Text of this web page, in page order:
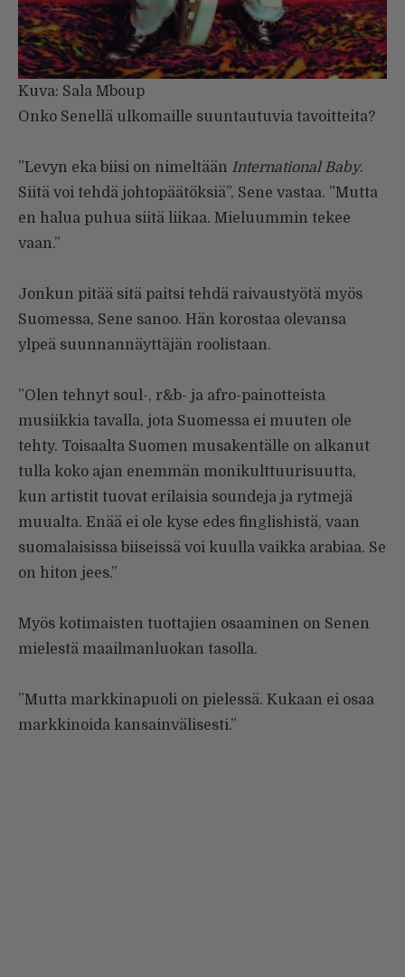
Kuva: Sala Mboup
Onko Senellä ulkomaille suuntautuvia tavoitteita?
”Levyn eka biisi on nimeltään International Baby.
Siitä voi tehdä johtopäätöksiä”, Sene vastaa. ”Mutta
en halua puhua siitä liikaa. Mieluummin tekee
vaan.”
Jonkun pitää sitä paitsi tehdä raivaustyötä myös
Suomessa, Sene sanoo. Hän korostaa olevansa
ylpeä suunnannäyttäjän roolistaan.
”Olen tehnyt soul-, r&b- ja afro-painotteista
musiikkia tavalla, jota Suomessa ei muuten ole
tehty. Toisaalta Suomen musakentälle on alkanut
tulla koko ajan enemmän monikulttuurisuutta,
kun artistit tuovat erilaisia soundeja ja rytmejä
muualta. Enää ei ole kyse edes finglishistä, vaan
suomalaisissa biiseissä voi kuulla vaikka arabiaa. Se
on hiton jees.”
Myös kotimaisten tuottajien osaaminen on Senen
mielestä maailmanluokan tasolla.
”Mutta markkinapuoli on pielessä. Kukaan ei osaa
markkinoida kansainvälisesti.”